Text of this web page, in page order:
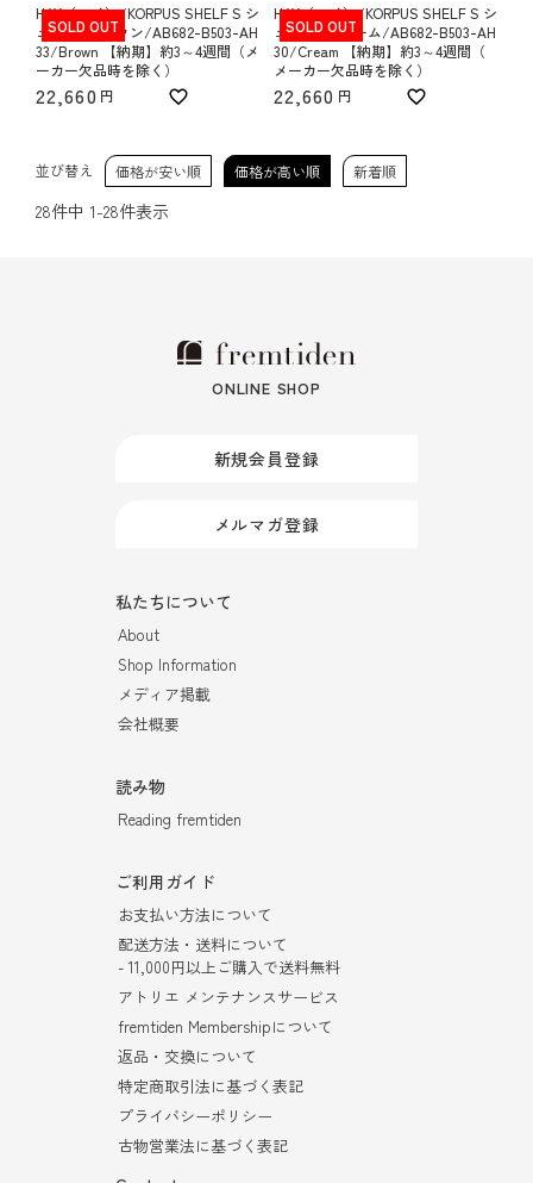
SOLD OUT
HAY（ヘイ）/KORPUS SHELF S シ
ェルフ/ブラウン/AB682-B503-AH
33/Brown 【納期】約3～4週間（メ
ーカー欠品時を除く）
22,660
SOLD OUT
HAY（ヘイ）/KORPUS SHELF S シ
ェルフ/クリーム/AB682-B503-AH
30/Cream 【納期】約3～4週間（
メーカー欠品時を除く）
22,660
並び替え 価格が安い順 価格が高い順 新着順
28件中 1-28件表示
ONLINE SHOP
新規会員登録
メルマガ登録
私たちについて
About
Shop Information
メディア掲載
会社概要
読み物
Reading fremtiden
ご利用ガイド
お支払い方法について
配送方法・送料について
- 11,000円以上ご購入で送料無料
アトリエ メンテナンスサービス
fremtiden Membershipについて
返品・交換について
特定商取引法に基づく表記
プライバシーポリシー
古物営業法に基づく表記